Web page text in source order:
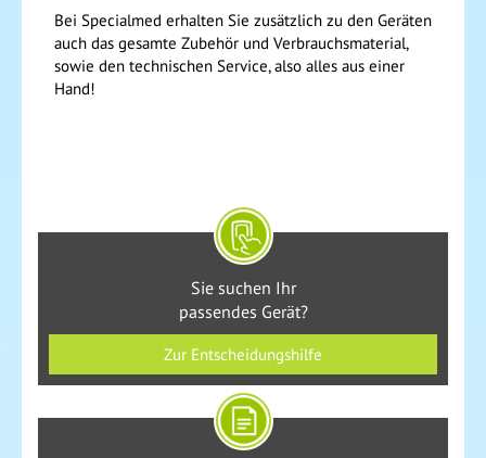
Bei Specialmed erhalten Sie zusätzlich zu den Geräten
auch das gesamte Zubehör und Verbrauchsmaterial,
sowie den technischen Service, also alles aus einer
Hand!
Sie suchen Ihr
passendes Gerät?
Zur Entscheidungshilfe